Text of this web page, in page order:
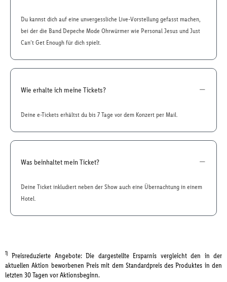
Du kannst dich auf eine unvergessliche Live-Vorstellung gefasst machen,
bei der die Band Depeche Mode Ohrwürmer wie Personal Jesus und Just
Can’t Get Enough für dich spielt.
Wie erhalte ich meine Tickets?
Deine e-Tickets erhältst du bis 7 Tage vor dem Konzert per Mail.
Was beinhaltet mein Ticket?
Deine Ticket inkludiert neben der Show auch eine Übernachtung in einem
Hotel.
1) Preisreduzierte Angebote: Die dargestellte Ersparnis vergleicht den in der
aktuellen Aktion beworbenen Preis mit dem Standardpreis des Produktes in den
letzten 30 Tagen vor Aktionsbeginn.